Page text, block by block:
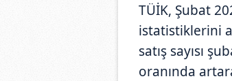
TÜİK, Şubat
istatistiklerini
satış sayısı
oranında